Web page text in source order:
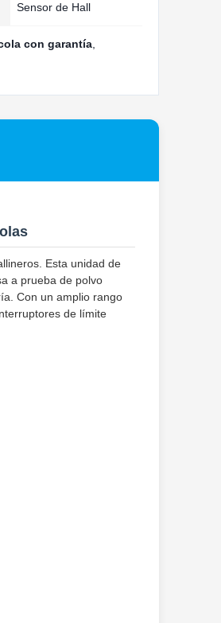
Sensor de Hall
con garantía
Esta unidad de
a prueba de polvo
Con un amplio rango
de límite